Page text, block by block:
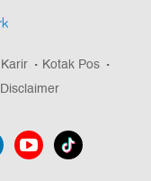
Karir
Kotak Pos
Disclaimer